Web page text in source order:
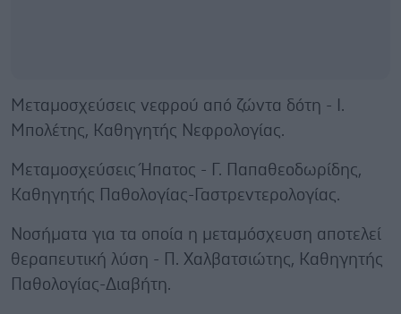
Μεταμοσχεύσεις νεφρού από ζώντα δότη - Ι.
Μπολέτης, Καθηγητής Νεφρολογίας.
Μεταμοσχεύσεις Ήπατος - Γ. Παπαθεοδωρίδης,
Καθηγητής Παθολογίας-Γαστρεντερολογίας.
Νοσήματα για τα οποία η μεταμόσχευση αποτελεί
θεραπευτική λύση - Π. Χαλβατσιώτης, Καθηγητής
Παθολογίας-Διαβήτη.